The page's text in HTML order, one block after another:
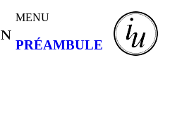
MENU
PRÉAMBULE